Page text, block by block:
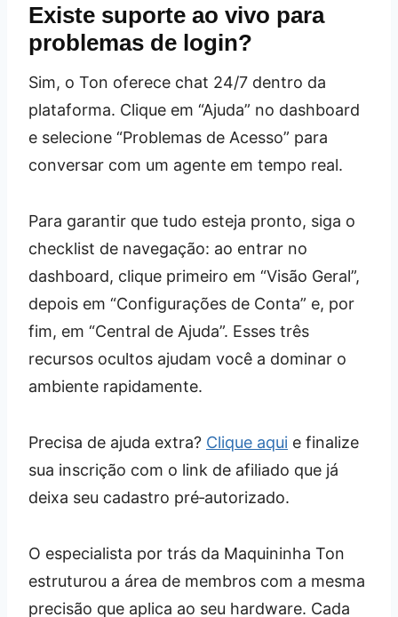
Existe suporte ao vivo para
problemas de login?
Sim, o Ton oferece chat 24/7 dentro da
plataforma. Clique em “Ajuda” no dashboard
e selecione “Problemas de Acesso” para
conversar com um agente em tempo real.
Para garantir que tudo esteja pronto, siga o
checklist de navegação: ao entrar no
dashboard, clique primeiro em “Visão Geral”,
depois em “Configurações de Conta” e, por
fim, em “Central de Ajuda”. Esses três
recursos ocultos ajudam você a dominar o
ambiente rapidamente.
Precisa de ajuda extra? Clique aqui e finalize
sua inscrição com o link de afiliado que já
deixa seu cadastro pré‑autorizado.
O especialista por trás da Maquininha Ton
estruturou a área de membros com a mesma
precisão que aplica ao seu hardware. Cada